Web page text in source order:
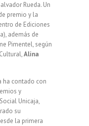
Rueda. Un
premio y la
de Ediciones
además de
Pimentel, según
Alina
ha contado con
y
Unicaja,
su
la primera